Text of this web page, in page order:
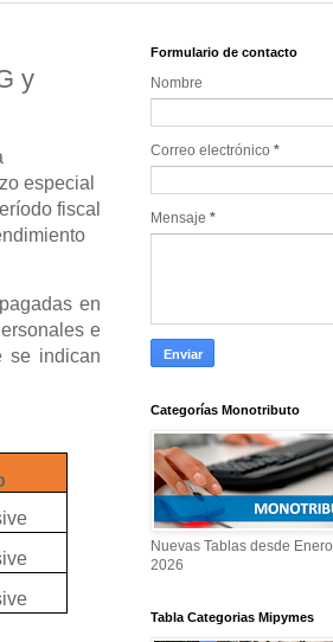
y
especial
fiscal
en
e
se indican
Formulario de contacto
Nombre
Correo electrónico *
Mensaje *
Categorías Monotributo
Nuevas Tablas desde Enero
2026
Tabla Categorias Mipymes